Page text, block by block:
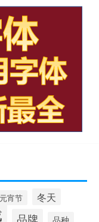
元宵节 冬天
品牌
品种